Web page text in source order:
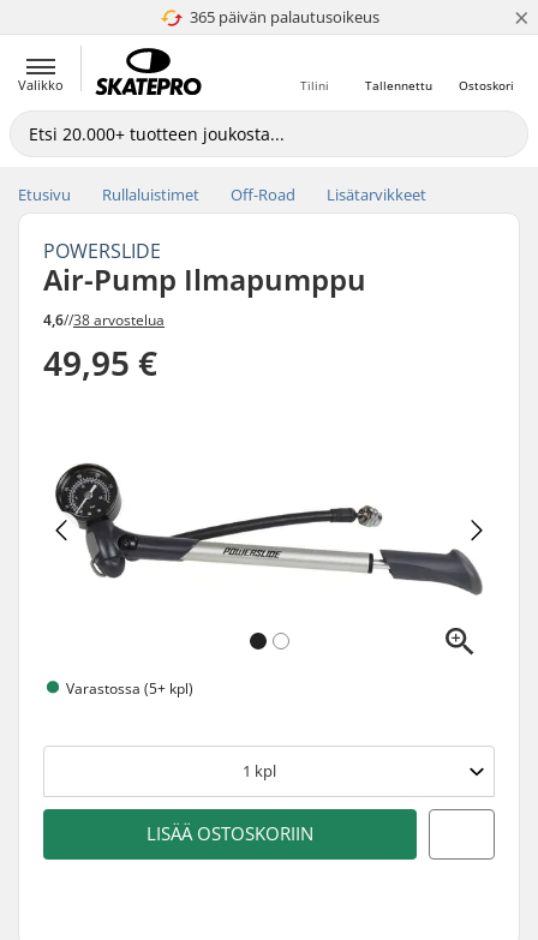
365 päivän palautusoikeus
4.8 / 5 ×
Valikko Ostoskori
Tallennettu
Tilini
Etusivu Rullaluistimet Off-Road Lisätarvikkeet
POWERSLIDE
Air-Pump Ilmapumppu
4,6//38 arvostelua
49,95 €
Varastossa (5+ kpl)
1 kpl
LISÄÄ OSTOSKORIIN